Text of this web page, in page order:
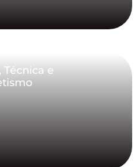
Técnica e